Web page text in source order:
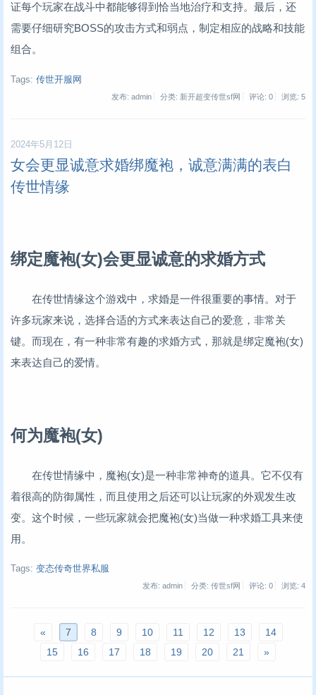
证每个玩家在战斗中都能够得到恰当地治疗和支持。最后，还
需要仔细研究BOSS的攻击方式和弱点，制定相应的战略和技能
组合。
Tags: 传世开服网
发布: admin 分类: 新开超变传世sf网 评论: 0 浏览: 5
2024年5月12日
女会更显诚意求婚绑魔袍，诚意满满的表白
传世情缘
绑定魔袍(女)会更显诚意的求婚方式
在传世情缘这个游戏中，求婚是一件很重要的事情。对于
许多玩家来说，选择合适的方式来表达自己的爱意，非常关
键。而现在，有一种非常有趣的求婚方式，那就是绑定魔袍(女)
来表达自己的爱情。
何为魔袍(女)
在传世情缘中，魔袍(女)是一种非常神奇的道具。它不仅有
着很高的防御属性，而且使用之后还可以让玩家的外观发生改
变。这个时候，一些玩家就会把魔袍(女)当做一种求婚工具来使
用。
Tags: 变态传奇世界私服
发布: admin 分类: 传世sf网 评论: 0 浏览: 4
« 7 8 9 10 11 12 13
14
15
16 17 18 19 20 21 »